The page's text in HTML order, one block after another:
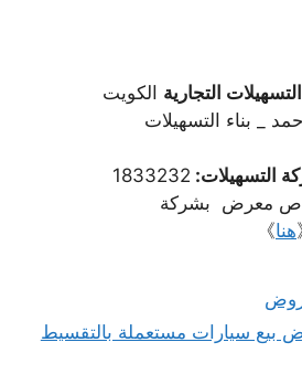
التجارية الكويت
_ بناء التسهيلات
التسهيلات: 1833232
معرض بشركة
هنا》
بيع سيارات مستعملة بالتقسيط